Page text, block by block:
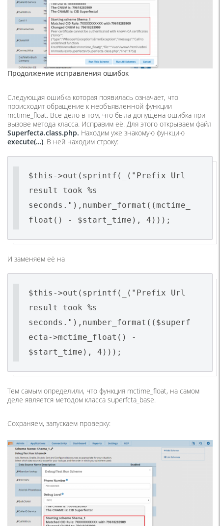
Продолжение исправления ошибок
Следующая ошибка которая появилась означает, что
происходит обращение к необъявленной функции
mctime_float. Всё дело в том, что была допущена ошибка при
вызове метода класса. Исправим её. Для этого открываем файл
Superfecta.class.php. Находим уже знакомую функцию
execute(…). В ней находим строку:
$this->out(sprintf(_("Prefix Url
result took %s
seconds."),number_format((mctime_
float() - $start_time), 4)));
И заменяем её на
$this->out(sprintf(_("Prefix Url
result took %s
seconds."),number_format(($superf
ecta->mctime_float() -
$start_time), 4)));
Тем самым определили, что функция mctime_float, на самом
деле является методом класса superfcta_base.
Сохраняем, запускаем проверку: